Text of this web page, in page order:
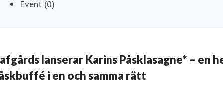
Event (0)
lanserar Karins Påsklasagne* – en
i en och samma rätt